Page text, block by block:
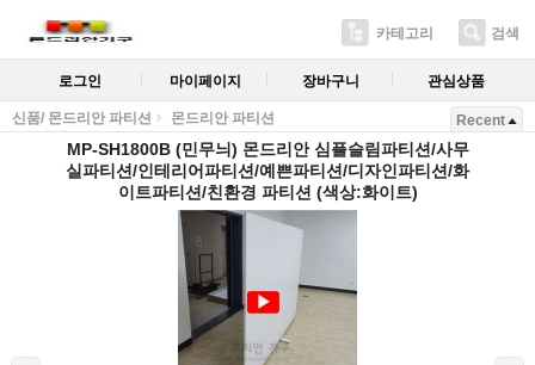
카테고리 검색
로그인 마이페이지 장바구니 관심상품
신품/ 몬드리안 파티션 몬드리안 파티션 Recent
MP-SH1800B (민무늬) 몬드리안 심플슬림파티션/사무
실파티션/인테리어파티션/예쁜파티션/디자인파티션/화
이트파티션/친환경 파티션 (색상:화이트)